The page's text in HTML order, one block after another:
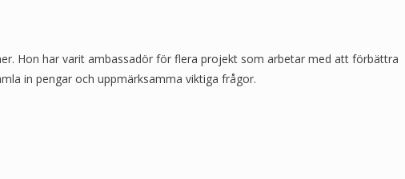
Hon har varit ambassadör för flera projekt som arbetar med att förbättra
in pengar och uppmärksamma viktiga frågor.